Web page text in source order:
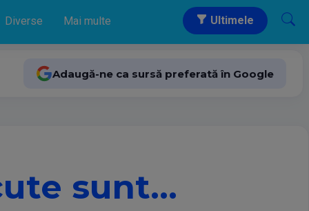
Diverse Mai multe Ultimele
Adaugă-ne ca sursă preferată în Google
sunt…